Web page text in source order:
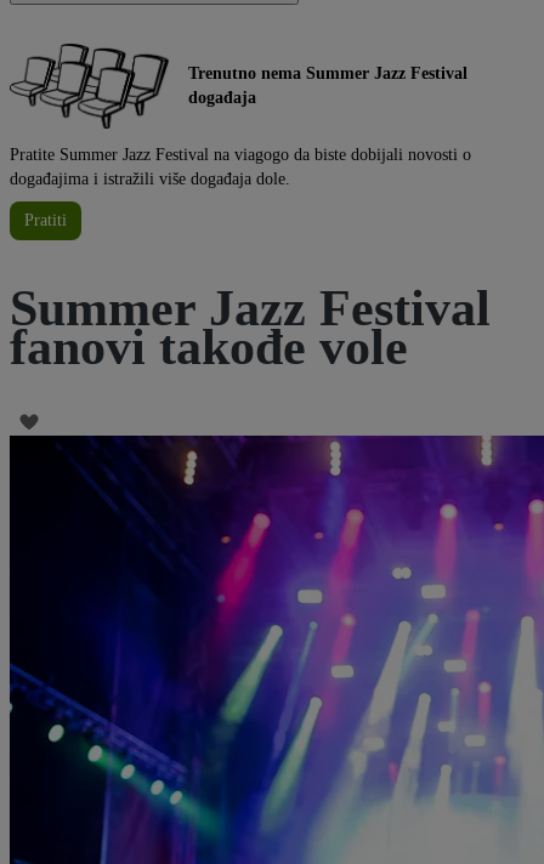
Trenutno nema Summer Jazz Festival
događaja
Pratite Summer Jazz Festival na viagogo da biste dobijali novosti o
događajima i istražili više događaja dole.
Pratiti
Summer Jazz Festival
fanovi takođe vole